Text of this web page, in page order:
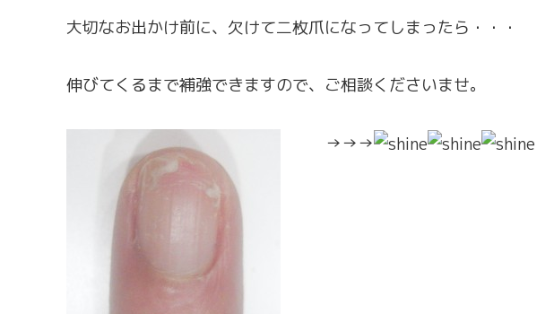
大切なお出かけ前に、欠けて二枚爪になってしまったら・・・
伸びてくるまで補強できますので、ご相談くださいませ。
→→→